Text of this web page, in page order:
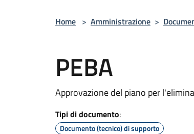
Home > Amministrazione >
PEBA
Approvazione del piano per
Tipi di documento:
Documento (tecnico) di supporto